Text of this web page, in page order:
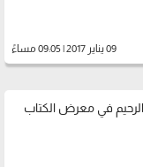
09 يناير 2017 | 09:05 مساءً
في معرض الكتاب